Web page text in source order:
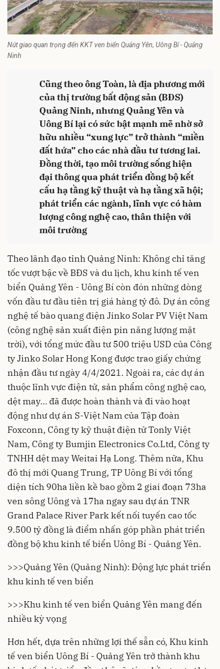
Nút giao quan trọng đến KKT ven biển Quảng Yên, Uông Bí - Quảng
Ninh
Cũng theo ông Toàn, là địa phương mới
của thị trường bất động sản (BĐS)
Quảng Ninh, nhưng Quảng Yên và
Uông Bí lại có sức bật mạnh mẽ nhờ sở
hữu nhiều “xung lực” trở thành “miền
đất hứa” cho các nhà đầu tư tương lai.
Đồng thời, tạo môi trường sống hiện
đại thông qua phát triển đồng bộ kết
cấu hạ tầng kỹ thuật và hạ tầng xã hội;
phát triển các ngành, lĩnh vực có hàm
lượng công nghệ cao, thân thiện với
môi trường
Theo lãnh đạo tỉnh Quảng Ninh: Không chỉ tăng
tốc vượt bậc về BĐS và du lịch, khu kinh tế ven
biển Quảng Yên - Uông Bí còn đón những dòng
vốn đầu tư đầu tiên trị giá hàng tỷ đô. Dự án công
nghệ tế bào quang điện Jinko Solar PV Việt Nam
(công nghệ sản xuất điện pin năng lượng mặt
trời), với tổng mức đầu tư 500 triệu USD của Công
ty Jinko Solar Hong Kong được trao giấy chứng
nhận đầu tư ngày 4/4/2021. Ngoài ra, các dự án
thuộc lĩnh vực điện tử, sản phẩm công nghệ cao,
dệt may… đã được hoàn thành và đi vào hoạt
động như dự án S-Việt Nam của Tập đoàn
Foxconn, Công ty kỹ thuật điện tử Tonly Việt
Nam, Công ty Bumjin Electronics Co.Ltd, Công ty
TNHH dệt may Weitai Hạ Long. Thêm nữa, Khu
đô thị mới Quang Trung, TP Uông Bí với tổng
diện tích 90ha liền kề bao gồm 2 giai đoạn 73ha
ven sông Uông và 17ha ngay sau dự án TNR
Grand Palace River Park kết nối tuyến cao tốc
9.500 tỷ đồng là điểm nhấn góp phần phát triển
đồng bộ khu kinh tế biển Uông Bí - Quảng Yên.
>>>Quảng Yên (Quảng Ninh): Động lực phát triển
khu kinh tế ven biển
>>>Khu kinh tế ven biển Quảng Yên mang đến
nhiều kỳ vọng
Hơn hết, dựa trên những lợi thế sẵn có, Khu kinh
tế ven biển Uông Bí - Quảng Yên trở thành khu